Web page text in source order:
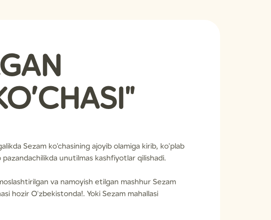
Sezam ko'chasining ajoyib olamiga kirib, ko'plab
unutilmas kashfiyotlar qilishadi.
va namoyish etilgan mashhur Sezam
hozir Oʻzbekistonda!. Yoki Sezam mahallasi